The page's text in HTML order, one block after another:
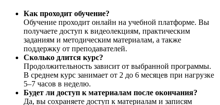
Как проходит обучение?
Обучение проходит онлайн на учебной платформе. Вы
получаете доступ к видеолекциям, практическим
заданиям и методическим материалам, а также
поддержку от преподавателей.
Сколько длится курс?
Продолжительность зависит от выбранной программы.
В среднем курс занимает от 2 до 6 месяцев при нагрузке
5–7 часов в неделю.
Будет ли доступ к материалам после окончания?
Да, вы сохраняете доступ к материалам и записям